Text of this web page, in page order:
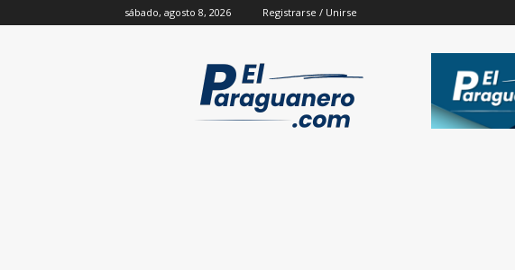
sábado, agosto 8, 2026 Registrarse / Unirse